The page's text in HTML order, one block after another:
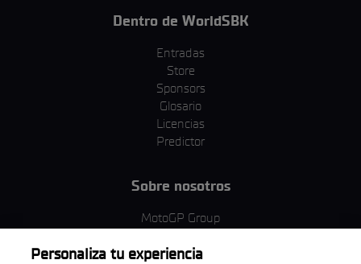
Dentro de WorldSBK
Entradas
Store
Sponsors
Glosario
Licencias
Predictor
Sobre nosotros
MotoGP Group
Términos y condiciones
Personaliza tu experiencia